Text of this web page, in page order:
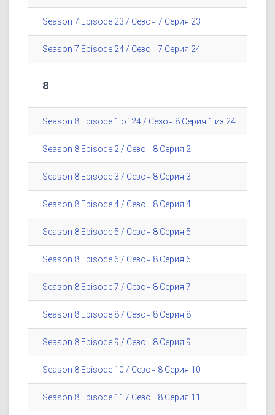
Season 7 Episode 23 / Сезон 7 Серия 23
Season 7 Episode 24 / Сезон 7 Серия 24
8
Season 8 Episode 1 of 24 / Сезон 8 Серия 1 из 24
Season 8 Episode 2 / Сезон 8 Серия 2
Season 8 Episode 3 / Сезон 8 Серия 3
Season 8 Episode 4 / Сезон 8 Серия 4
Season 8 Episode 5 / Сезон 8 Серия 5
Season 8 Episode 6 / Сезон 8 Серия 6
Season 8 Episode 7 / Сезон 8 Серия 7
Season 8 Episode 8 / Сезон 8 Серия 8
Season 8 Episode 9 / Сезон 8 Серия 9
Season 8 Episode 10 / Сезон 8 Серия 10
Season 8 Episode 11 / Сезон 8 Серия 11